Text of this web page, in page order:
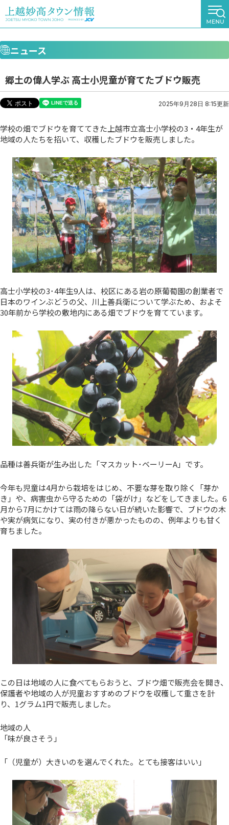
ニュース
郷土の偉人学ぶ 高士小児童が育てたブドウ販売
2025年9月28日 8:15更新
学校の畑でブドウを育ててきた上越市立高士小学校の3・4年生が
地域の人たちを招いて、収穫したブドウを販売しました。
高士小学校の3･4年生9人は、校区にある岩の原葡萄園の創業者で
日本のワインぶどうの父、川上善兵衛について学ぶため、およそ
30年前から学校の敷地内にある畑でブドウを育てています。
品種は善兵衛が生み出した「マスカット･ベーリーA」です。
今年も児童は4月から栽培をはじめ、不要な芽を取り除く「芽か
き」や、病害虫から守るための「袋がけ」などをしてきました。6
月から7月にかけては雨の降らない日が続いた影響で、ブドウの木
や実が病気になり、実の付きが悪かったものの、例年よりも甘く
育ちました。
この日は地域の人に食べてもらおうと、ブドウ畑で販売会を開き、
保護者や地域の人が児童おすすめのブドウを収穫して重さを計
り、1グラム1円で販売しました。
地域の人
「味が良さそう」
「（児童が）大きいのを選んでくれた。とても接客はいい」